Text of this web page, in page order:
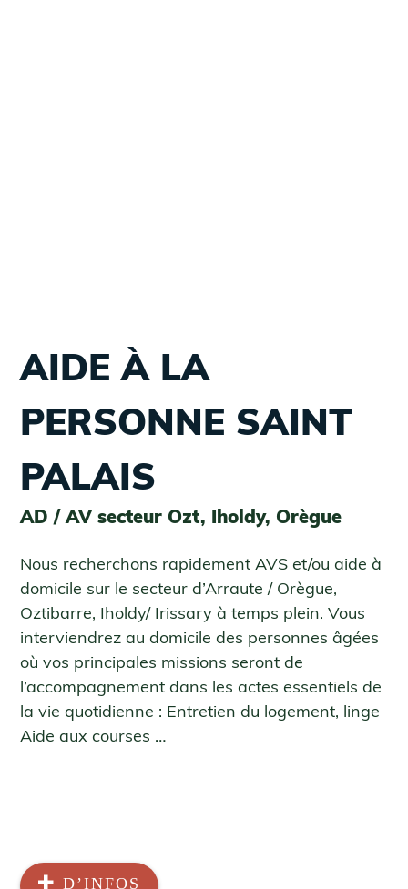
AIDE À LA
PERSONNE SAINT
PALAIS
AD / AV secteur Ozt, Iholdy, Orègue
Nous recherchons rapidement AVS et/ou aide à
domicile sur le secteur d’Arraute / Orègue,
Oztibarre, Iholdy/ Irissary à temps plein. Vous
interviendrez au domicile des personnes âgées
où vos principales missions seront de
l’accompagnement dans les actes essentiels de
la vie quotidienne : Entretien du logement, linge
Aide aux courses …
D’INFOS